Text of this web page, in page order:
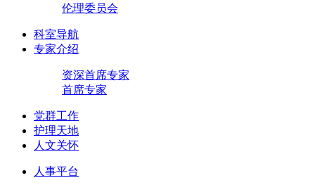
伦理委员会
科室导航
专家介绍
资深首席专家
首席专家
党群工作
护理天地
人文关怀
人事平台